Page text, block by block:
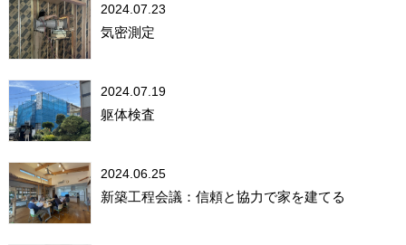
2024.07.23
気密測定
2024.07.19
躯体検査
2024.06.25
新築工程会議：信頼と協力で家を建てる